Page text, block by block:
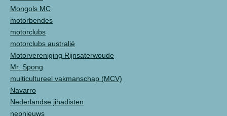
Mongols MC
motorbendes
motorclubs
motorclubs australië
Motorvereniging Rijnsaterwoude
Mr. Spong
multicultureel vakmanschap (MCV)
Navarro
Nederlandse jihadisten
nepnieuws